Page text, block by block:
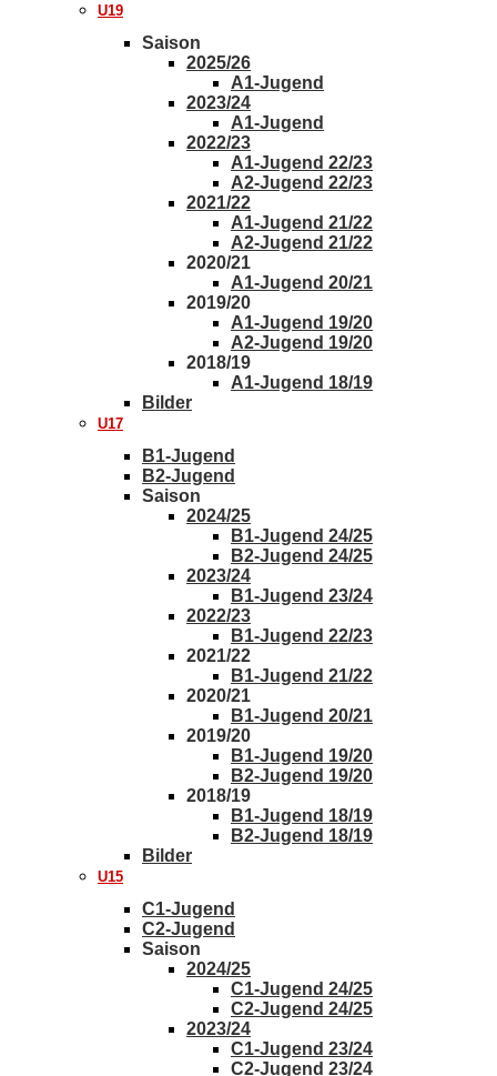
U19
Saison
2025/26
A1-Jugend
2023/24
A1-Jugend
2022/23
A1-Jugend 22/23
A2-Jugend 22/23
2021/22
A1-Jugend 21/22
A2-Jugend 21/22
2020/21
A1-Jugend 20/21
2019/20
A1-Jugend 19/20
A2-Jugend 19/20
2018/19
A1-Jugend 18/19
Bilder
U17
B1-Jugend
B2-Jugend
Saison
2024/25
B1-Jugend 24/25
B2-Jugend 24/25
2023/24
B1-Jugend 23/24
2022/23
B1-Jugend 22/23
2021/22
B1-Jugend 21/22
2020/21
B1-Jugend 20/21
2019/20
B1-Jugend 19/20
B2-Jugend 19/20
2018/19
B1-Jugend 18/19
B2-Jugend 18/19
Bilder
U15
C1-Jugend
C2-Jugend
Saison
2024/25
C1-Jugend 24/25
C2-Jugend 24/25
2023/24
C1-Jugend 23/24
C2-Jugend 23/24